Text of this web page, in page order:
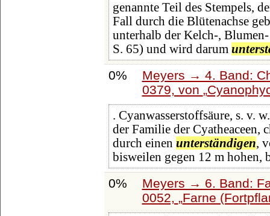
genannte Teil des Stempels,
Fall durch die Blütenachse
unterhalb der Kelch-,
S. 65) und wird darum
0%
Meyers → 4. Band:
0379, von
. Cyanwasserstoffsäure, s. v.
der Familie der Cyatheaceen,
durch einen unterständigen,
bisweilen gegen 12 m hohen,
0%
Meyers → 6. Band:
0052,
Farne